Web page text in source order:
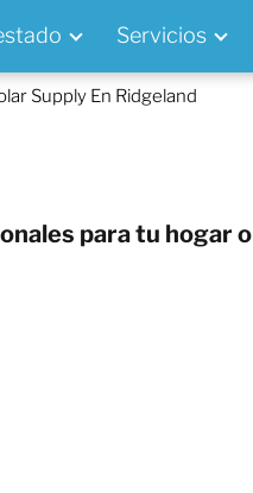
Servicios
Supply En Ridgeland
para tu hogar o